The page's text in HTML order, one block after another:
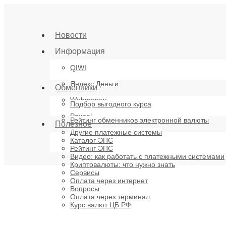
Новости
Информация
QIWI
Яндекс.Деньги
Webmoney
Paypal
Другие платежные системы
Рейтинг ЭПС
Криптовалюты: что нужно знать
Оплата через интернет
Оплата через терминал
Обменники
Подбор выгодного курса
Рейтинг обменников электронной валюты
Полезное
Каталог ЭПС
Видео: как работать с платежными системами
Сервисы
Вопросы
Курс валют ЦБ РФ